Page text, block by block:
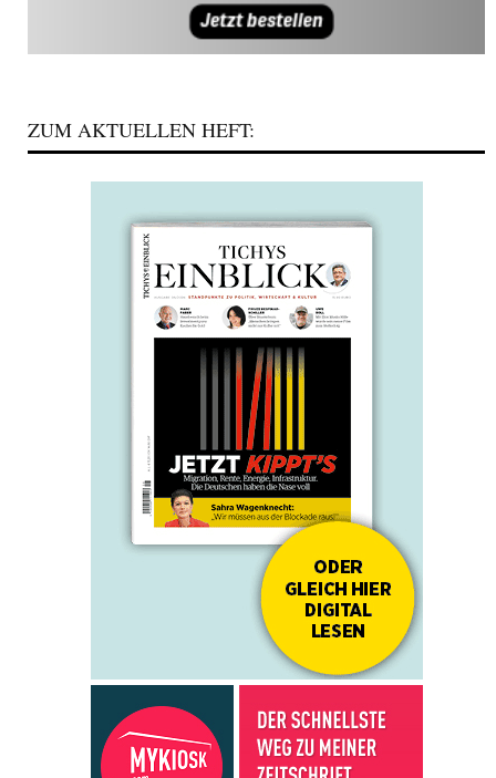
ZUM AKTUELLEN HEFT: